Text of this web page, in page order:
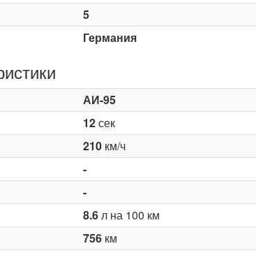
5
Германия
АИ-95
12сек
210км/ч
-
-
8.6л на 100 км
756км